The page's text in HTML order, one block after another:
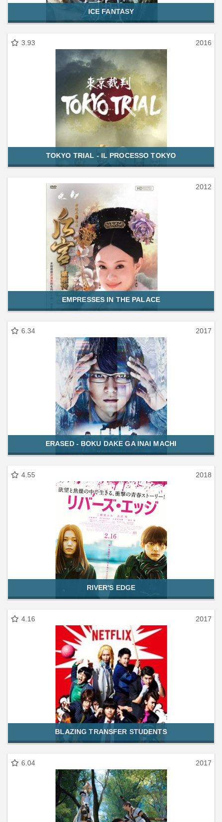
ICE FANTASY
3.93 2016
TOKYO TRIAL - IL PROCESSO TOKYO
2012
EMPRESSES IN THE PALACE
6.34 2017
ERASED - BOKU DAKE GA INAI MACHI
4.55 2018
RIVER'S EDGE
4.16 2017
BLAZING TRANSFER STUDENTS
6.04 2017